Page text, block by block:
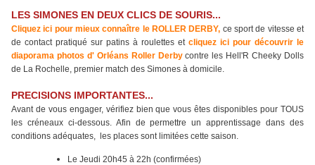
LES SIMONES EN DEUX CLICS DE SOURIS...
Cliquez ici pour mieux connaître le ROLLER DERBY, ce sport de vitesse et
de contact pratiqué sur patins à roulettes et cliquez ici pour découvrir le
diaporama photos d' Orléans Roller Derbycontre les Hell'R Cheeky Dolls
de La Rochelle, premier match des Simones à domicile.
PRECISIONS IMPORTANTES...
Avant de vous engager, vérifiez bien que vous êtes disponibles pour TOUS
les créneaux ci-dessous. Afin de permettre un apprentissage dans des
conditions adéquates, les places sont limitées cette saison.
Le Jeudi 20h45 à 22h (confirmées)